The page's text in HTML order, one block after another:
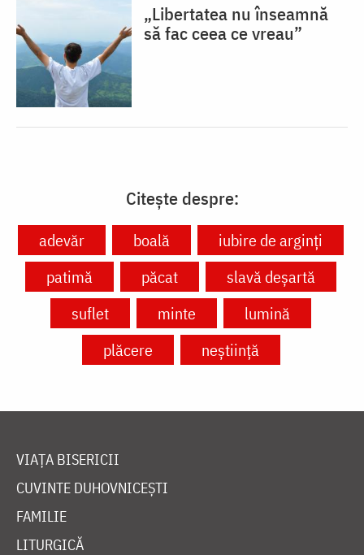
„Libertatea nu înseamnă
să fac ceea ce vreau”
Citește despre:
adevăr boală
iubire de arginți
patimă
păcat
slavă deșartă
suflet
minte
lumină
plăcere
neştiinţă
VIAȚA BISERICII
CUVINTE DUHOVNICEȘTI
FAMILIE
LITURGICĂ